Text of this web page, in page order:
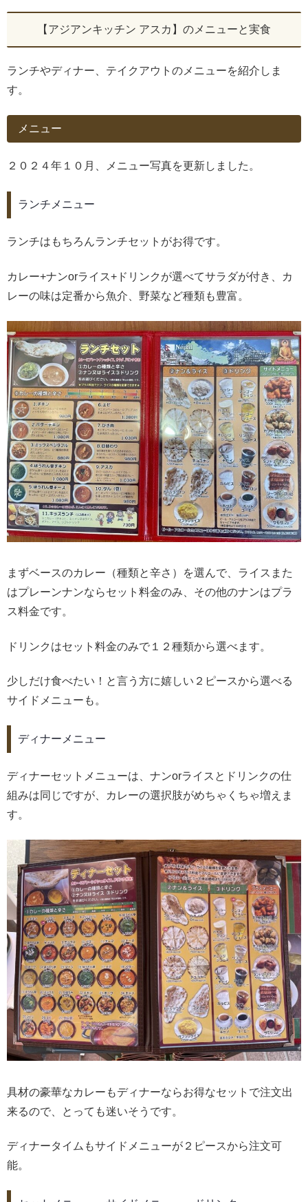
【アジアンキッチン アスカ】のメニューと実食
ランチやディナー、テイクアウトのメニューを紹介しま
す。
メニュー
２０２４年１０月、メニュー写真を更新しました。
ランチメニュー
ランチはもちろんランチセットがお得です。
カレー+ナンorライス+ドリンクが選べてサラダが付き、カ
レーの味は定番から魚介、野菜など種類も豊富。
まずベースのカレー（種類と辛さ）を選んで、ライスまた
はプレーンナンならセット料金のみ、その他のナンはプラ
ス料金です。
ドリンクはセット料金のみで１２種類から選べます。
少しだけ食べたい！と言う方に嬉しい２ピースから選べる
サイドメニューも。
ディナーメニュー
ディナーセットメニューは、ナンorライスとドリンクの仕
組みは同じですが、カレーの選択肢がめちゃくちゃ増えま
す。
具材の豪華なカレーもディナーならお得なセットで注文出
来るので、とっても迷いそうです。
ディナータイムもサイドメニューが２ピースから注文可
能。